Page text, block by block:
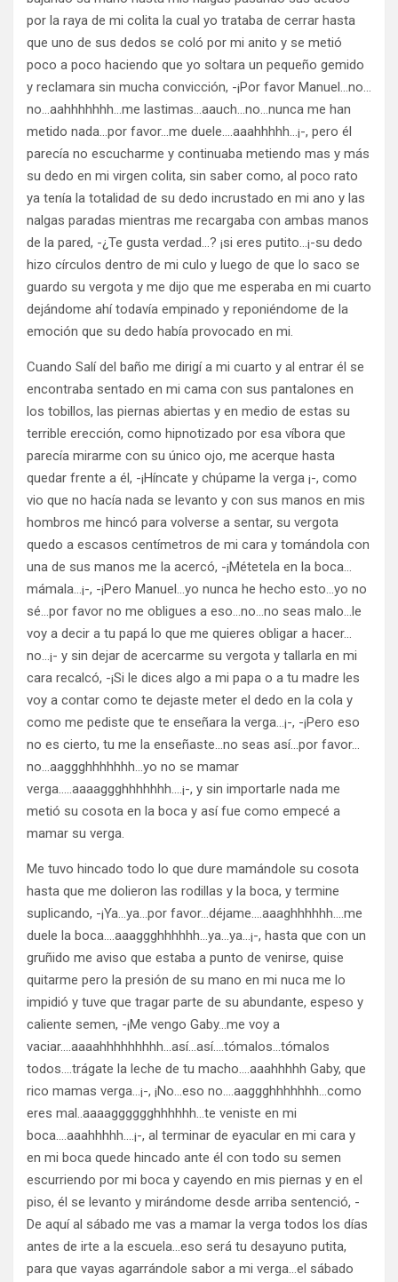
por la raya de mi colita la cual yo trataba de cerrar hasta
que uno de sus dedos se coló por mi anito y se metió
poco a poco haciendo que yo soltara un pequeño gemido
y reclamara sin mucha convicción, -¡Por favor Manuel…no…
no…aahhhhhhh…me lastimas…aauch…no…nunca me han
metido nada…por favor…me duele….aaahhhhh…¡-, pero él
parecía no escucharme y continuaba metiendo mas y más
su dedo en mi virgen colita, sin saber como, al poco rato
ya tenía la totalidad de su dedo incrustado en mi ano y las
nalgas paradas mientras me recargaba con ambas manos
de la pared, -¿Te gusta verdad…? ¡si eres putito…¡-su dedo
hizo círculos dentro de mi culo y luego de que lo saco se
guardo su vergota y me dijo que me esperaba en mi cuarto
dejándome ahí todavía empinado y reponiéndome de la
emoción que su dedo había provocado en mi.
Cuando Salí del baño me dirigí a mi cuarto y al entrar él se
encontraba sentado en mi cama con sus pantalones en
los tobillos, las piernas abiertas y en medio de estas su
terrible erección, como hipnotizado por esa víbora que
parecía mirarme con su único ojo, me acerque hasta
quedar frente a él, -¡Híncate y chúpame la verga ¡-, como
vio que no hacía nada se levanto y con sus manos en mis
hombros me hincó para volverse a sentar, su vergota
quedo a escasos centímetros de mi cara y tomándola con
una de sus manos me la acercó, -¡Métetela en la boca…
mámala…¡-, -¡Pero Manuel…yo nunca he hecho esto…yo no
sé…por favor no me obligues a eso…no…no seas malo…le
voy a decir a tu papá lo que me quieres obligar a hacer…
no…¡- y sin dejar de acercarme su vergota y tallarla en mi
cara recalcó, -¡Si le dices algo a mi papa o a tu madre les
voy a contar como te dejaste meter el dedo en la cola y
como me pediste que te enseñara la verga…¡-, -¡Pero eso
no es cierto, tu me la enseñaste…no seas así…por favor…
no…aaggghhhhhhh…yo no se mamar
verga…..aaaaggghhhhhhh….¡-, y sin importarle nada me
metió su cosota en la boca y así fue como empecé a
mamar su verga.
Me tuvo hincado todo lo que dure mamándole su cosota
hasta que me dolieron las rodillas y la boca, y termine
suplicando, -¡Ya…ya…por favor…déjame….aaaghhhhhh….me
duele la boca….aaaggghhhhhh…ya…ya…¡-, hasta que con un
gruñido me aviso que estaba a punto de venirse, quise
quitarme pero la presión de su mano en mi nuca me lo
impidió y tuve que tragar parte de su abundante, espeso y
caliente semen, -¡Me vengo Gaby…me voy a
vaciar….aaaahhhhhhhhh…así…así….tómalos…tómalos
todos….trágate la leche de tu macho….aaahhhhh Gaby, que
rico mamas verga…¡-, ¡No…eso no….aaggghhhhhhh…como
eres mal..aaaagggggghhhhhh…te veniste en mi
boca….aaahhhhh….¡-, al terminar de eyacular en mi cara y
en mi boca quede hincado ante él con todo su semen
escurriendo por mi boca y cayendo en mis piernas y en el
piso, él se levanto y mirándome desde arriba sentenció, -
De aquí al sábado me vas a mamar la verga todos los días
antes de irte a la escuela…eso será tu desayuno putita,
para que vayas agarrándole sabor a mi verga…el sábado